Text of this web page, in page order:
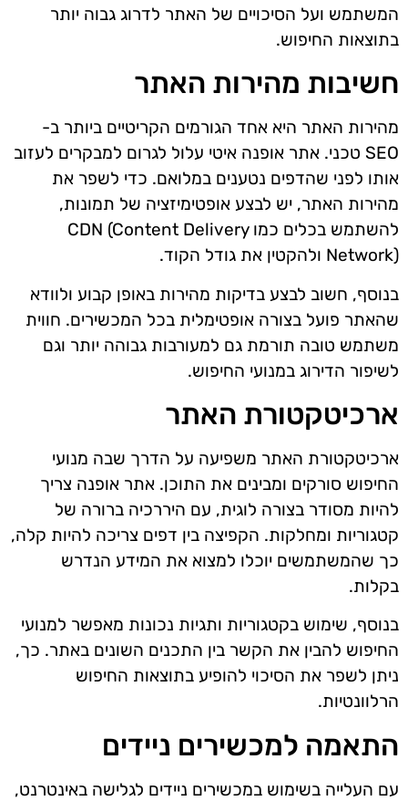
המשתמש ועל הסיכויים של האתר לדרוג גבוה יותר
בתוצאות החיפוש.
חשיבות מהירות האתר
מהירות האתר היא אחד הגורמים הקריטיים ביותר ב-
SEO טכני. אתר אופנה איטי עלול לגרום למבקרים לעזוב
אותו לפני שהדפים נטענים במלואם. כדי לשפר את
מהירות האתר, יש לבצע אופטימיזציה של תמונות,
להשתמש בכלים כמו CDN (Content Delivery
Network) ולהקטין את גודל הקוד.
בנוסף, חשוב לבצע בדיקות מהירות באופן קבוע ולוודא
שהאתר פועל בצורה אופטימלית בכל המכשירים. חווית
משתמש טובה תורמת גם למעורבות גבוהה יותר וגם
לשיפור הדירוג במנועי החיפוש.
ארכיטקטורת האתר
ארכיטקטורת האתר משפיעה על הדרך שבה מנועי
החיפוש סורקים ומבינים את התוכן. אתר אופנה צריך
להיות מסודר בצורה לוגית, עם היררכיה ברורה של
קטגוריות ומחלקות. הקפיצה בין דפים צריכה להיות קלה,
כך שהמשתמשים יוכלו למצוא את המידע הנדרש
בקלות.
בנוסף, שימוש בקטגוריות ותגיות נכונות מאפשר למנועי
החיפוש להבין את הקשר בין התכנים השונים באתר. כך,
ניתן לשפר את הסיכוי להופיע בתוצאות החיפוש
הרלוונטיות.
התאמה למכשירים ניידים
עם העלייה בשימוש במכשירים ניידים לגלישה באינטרנט,